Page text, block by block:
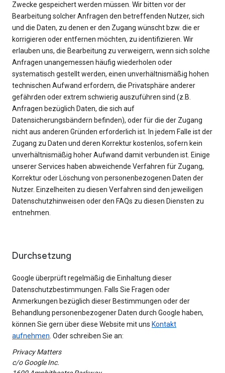
Zwecke gespeichert werden müssen. Wir bitten vor der
Bearbeitung solcher Anfragen den betreffenden Nutzer, sich
und die Daten, zu denen er den Zugang wünscht bzw. die er
korrigieren oder entfernen möchten, zu identifizieren. Wir
erlauben uns, die Bearbeitung zu verweigern, wenn sich solche
Anfragen unangemessen häufig wiederholen oder
systematisch gestellt werden, einen unverhältnismäßig hohen
technischen Aufwand erfordern, die Privatsphäre anderer
gefährden oder extrem schwierig auszuführen sind (z.B.
Anfragen bezüglich Daten, die sich auf
Datensicherungsbändern befinden), oder für die der Zugang
nicht aus anderen Gründen erforderlich ist. In jedem Falle ist der
Zugang zu Daten und deren Korrektur kostenlos, sofern kein
unverhältnismäßig hoher Aufwand damit verbunden ist. Einige
unserer Services haben abweichende Verfahren für Zugang,
Korrektur oder Löschung von personenbezogenen Daten der
Nutzer. Einzelheiten zu diesen Verfahren sind den jeweiligen
Datenschutzhinweisen oder den FAQs zu diesen Diensten zu
entnehmen.
Durchsetzung
Google überprüft regelmäßig die Einhaltung dieser
Datenschutzbestimmungen. Falls Sie Fragen oder
Anmerkungen bezüglich dieser Bestimmungen oder der
Behandlung personenbezogener Daten durch Google haben,
können Sie gern über diese Website mit uns Kontakt
aufnehmen . Oder schreiben Sie an:
Privacy Matters
c/o Google Inc.